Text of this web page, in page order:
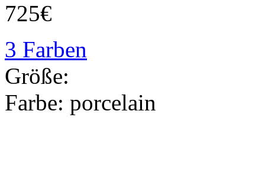
725€
3 Farben
Größe:
Farbe: porcelain